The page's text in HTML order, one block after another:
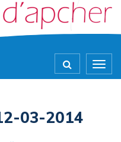
03-2014